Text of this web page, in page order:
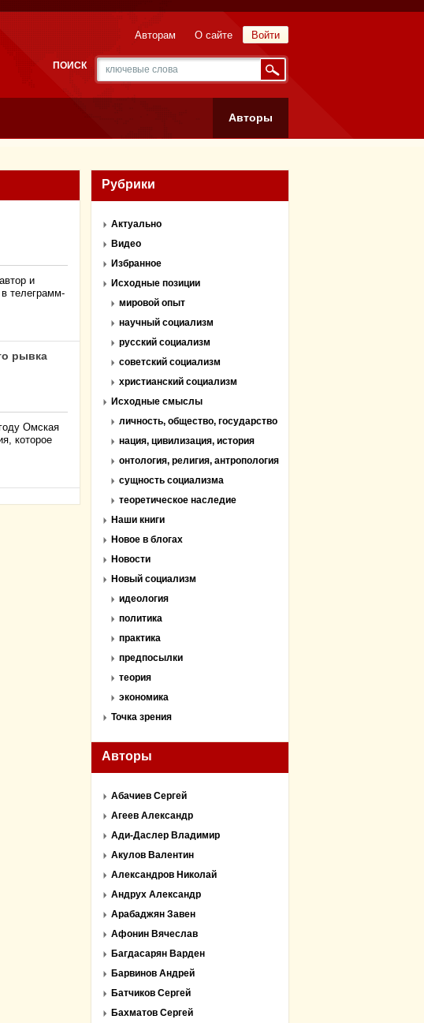
Войти
Авторам О сайте
ПОИСК
Авторы
и
телеграмм-
рывка
Омская
которое
Рубрики
Актуально
Видео
Избранное
Исходные позиции
мировой опыт
научный социализм
русский социализм
советский социализм
христианский социализм
Исходные смыслы
личность, общество, государство
нация, цивилизация, история
онтология, религия, антропология
сущность социализма
теоретическое наследие
Наши книги
Новое в блогах
Новости
Новый социализм
идеология
политика
практика
предпосылки
теория
экономика
Точка зрения
Авторы
Абачиев Сергей
Агеев Александр
Ади-Даслер Владимир
Акулов Валентин
Александров Николай
Андрух Александр
Арабаджян Завен
Афонин Вячеслав
Багдасарян Варден
Барвинов Андрей
Батчиков Сергей
Бахматов Сергей